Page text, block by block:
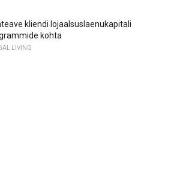
kliendi lojaalsuslaenukapitali
kohta
LIVING